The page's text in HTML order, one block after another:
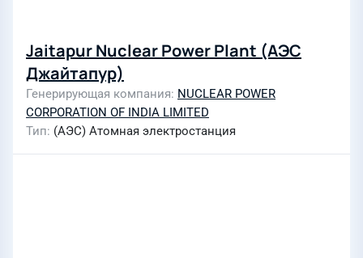
Jaitapur Nuclear Power Plant (АЭС
Джайтапур)
Генерирующая компания NUCLEAR POWER
CORPORATION OF INDIA LIMITED
Тип (АЭС) Атомная электростанция